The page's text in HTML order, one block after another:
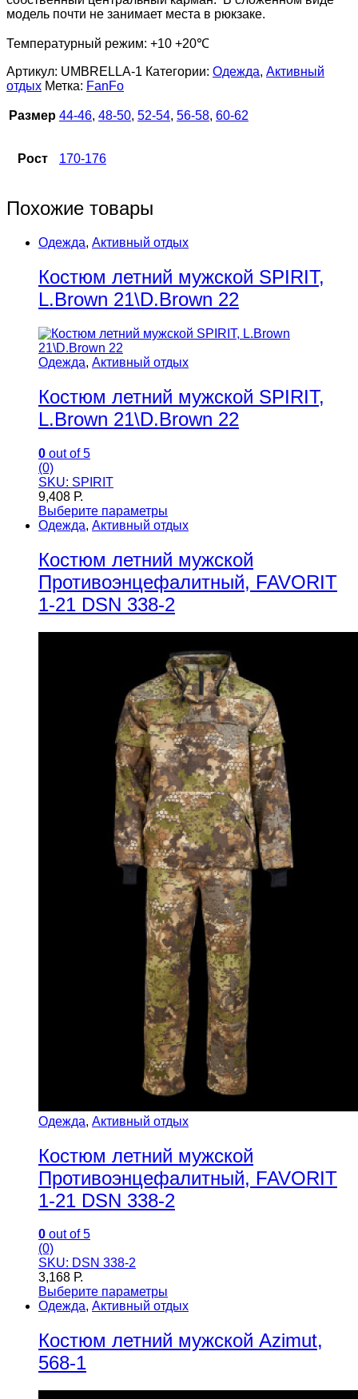
модель почти не занимает места в рюкзаке.
Температурный режим: +10 +20℃
Артикул: UMBRELLA-1 Категории: Одежда, Активный
отдых Метка: FanFo
Размер 44-46, 48-50, 52-54, 56-58, 60-62
Рост 170-176
Похожие товары
Одежда, Активный отдых
Костюм летний мужской SPIRIT,
L.Brown 21\D.Brown 22
Одежда, Активный отдых
Костюм летний мужской SPIRIT,
L.Brown 21\D.Brown 22
0 out of 5
(0)
SKU: SPIRIT
9,408 Р.
Выберите параметры
Одежда, Активный отдых
Костюм летний мужской
Противоэнцефалитный, FAVORIT
1-21 DSN 338-2
Одежда, Активный отдых
Костюм летний мужской
Противоэнцефалитный, FAVORIT
1-21 DSN 338-2
0 out of 5
(0)
SKU: DSN 338-2
3,168 Р.
Выберите параметры
Одежда, Активный отдых
Костюм летний мужской Azimut,
568-1